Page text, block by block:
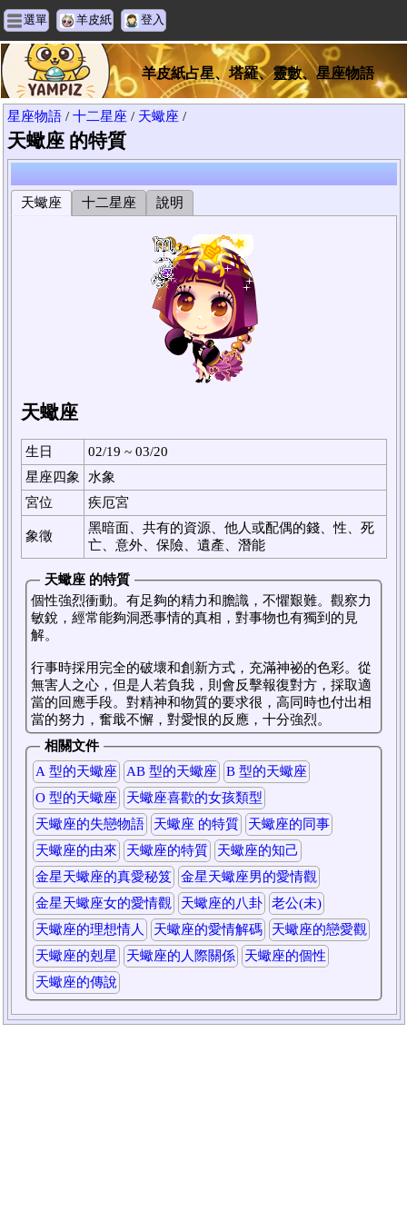
選單 羊皮紙 登入
羊皮紙占星、塔羅、靈數、星座物語
星座物語 / 十二星座 / 天蠍座 /
天蠍座 的特質
天蠍座 十二星座 說明
天蠍座
生日
02/19 ~ 03/20
星座四象
水象
宮位
疾厄宮
象徵
黑暗面、共有的資源、他人或配偶的錢、性、死
亡、意外、保險、遺產、潛能
天蠍座 的特質
個性強烈衝動。有足夠的精力和膽識，不懼艱難。觀察力
敏銳，經常能夠洞悉事情的真相，對事物也有獨到的見
解。
行事時採用完全的破壞和創新方式，充滿神祕的色彩。從
無害人之心，但是人若負我，則會反擊報復對方，採取適
當的回應手段。對精神和物質的要求很，高同時也付出相
當的努力，奮戢不懈，對愛恨的反應，十分強烈。
相關文件
A 型的天蠍座
AB 型的天蠍座
B 型的天蠍座
O 型的天蠍座
天蠍座喜歡的女孩類型
天蠍座的失戀物語
天蠍座 的特質
天蠍座的同事
天蠍座的由來
天蠍座的特質
天蠍座的知己
金星天蠍座的真愛秘笈
金星天蠍座男的愛情觀
金星天蠍座女的愛情觀
天蠍座的八卦
老公(未)
天蠍座的理想情人
天蠍座的愛情解碼
天蠍座的戀愛觀
天蠍座的剋星
天蠍座的人際關係
天蠍座的個性
天蠍座的傳說